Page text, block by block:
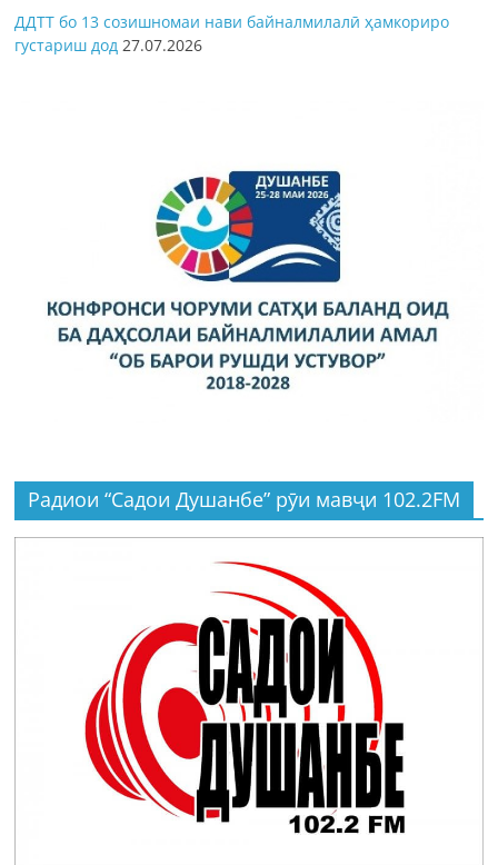
ДДТТ бо 13 созишномаи нави байналмилалӣ ҳамкориро
густариш дод 27.07.2026
Радиои “Садои Душанбе” рӯи мавҷи 102.2FM